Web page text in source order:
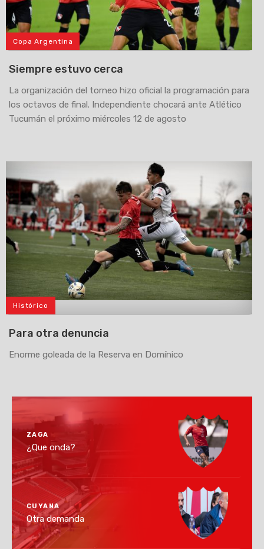
Copa Argentina
Siempre estuvo cerca
La organización del torneo hizo oficial la programación para
los octavos de final. Independiente chocará ante Atlético
Tucumán el próximo miércoles 12 de agosto
Histórico
Para otra denuncia
Enorme goleada de la Reserva en Domínico
ZAGA
¿Que onda?
CUYANA
Otra demanda